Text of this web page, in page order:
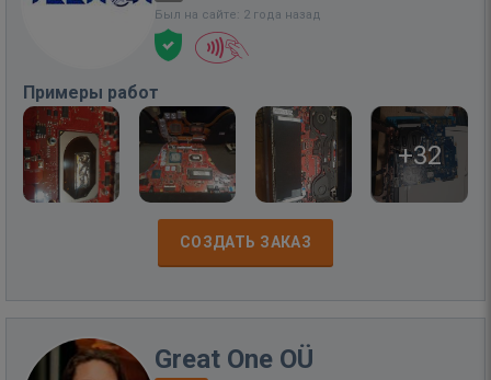
Был на сайте: 2 года назад
Примеры работ
+32
СОЗДАТЬ ЗАКАЗ
Great One OÜ